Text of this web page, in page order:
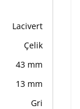
Lacivert
Çelik
43 mm
13 mm
Gri